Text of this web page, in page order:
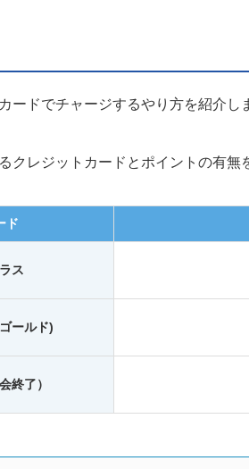
ードでチャージするやり方を紹介し
クレジットカードとポイントの有無
ド
ス
ールド)
終了）